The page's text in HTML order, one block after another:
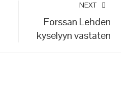
NEXT
Forssan Lehden
kyselyyn vastaten